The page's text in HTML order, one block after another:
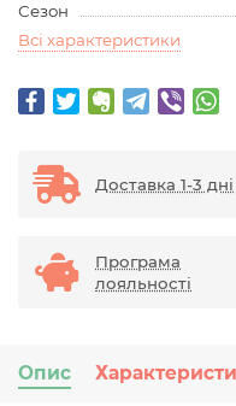
Сезон
Всі характеристики
Доставка 1-3 дні
Програма
лояльності
Опис